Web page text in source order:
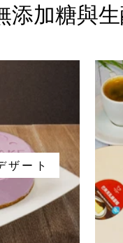
添加糖與
ザート